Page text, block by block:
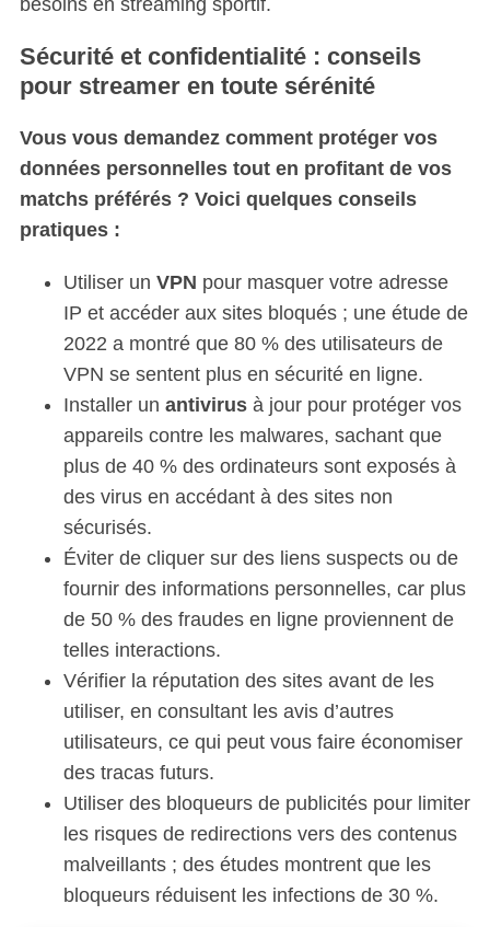
Sécurité et confidentialité : conseils
pour streamer en toute sérénité
Vous vous demandez comment protéger vos
données personnelles tout en profitant de vos
matchs préférés ? Voici quelques conseils
pratiques :
Utiliser un VPN pour masquer votre adresse
IP et accéder aux sites bloqués ; une étude de
2022 a montré que 80 % des utilisateurs de
VPN se sentent plus en sécurité en ligne.
Installer un antivirusà jour pour protéger vos
appareils contre les malwares, sachant que
plus de 40 % des ordinateurs sont exposés à
des virus en accédant à des sites non
sécurisés.
Éviter de cliquer sur des liens suspects ou de
fournir des informations personnelles, car plus
de 50 % des fraudes en ligne proviennent de
telles interactions.
Vérifier la réputation des sites avant de les
utiliser, en consultant les avis d’autres
utilisateurs, ce qui peut vous faire économiser
des tracas futurs.
Utiliser des bloqueurs de publicités pour limiter
les risques de redirections vers des contenus
malveillants ; des études montrent que les
bloqueurs réduisent les infections de 30 %.